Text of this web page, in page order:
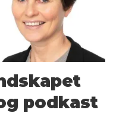
podkast